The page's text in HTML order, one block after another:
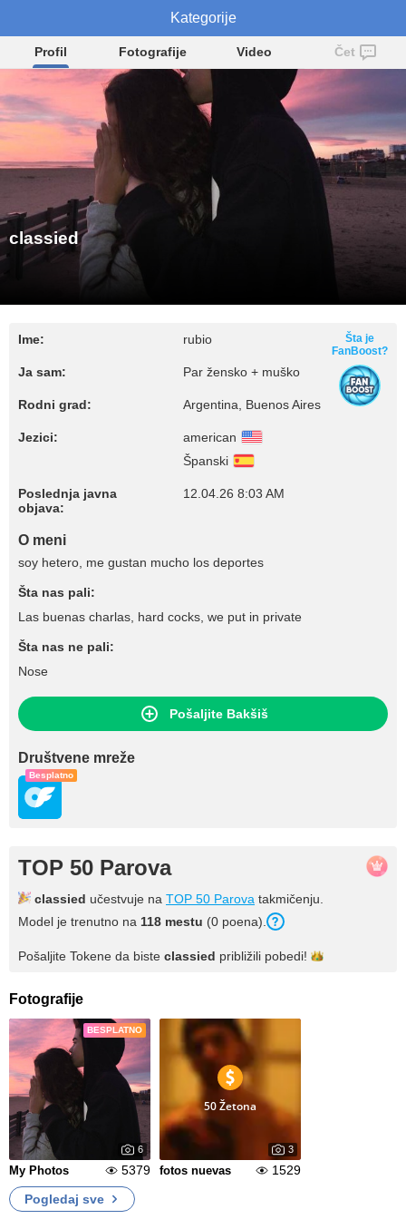
classied
Profil Fotografije Video Čet
classied
Ime: rubio
Ja sam: Par žensko + muško
Rodni grad: Argentina, Buenos Aires
Jezici:
american
Španski
Poslednja javna
objava:
12.04.26 8:03 AM
Šta je
FanBoost?
O meni
soy hetero, me gustan mucho los deportes
Šta nas pali:
Las buenas charlas, hard cocks, we put in private
Šta nas ne pali:
Nose
Pošaljite Bakšiš
Društvene mreže
Besplatno
TOP 50 Parova
classied učestvuje na TOP 50 Parova takmičenju.
Model je trenutno na 118 mestu (0 poena).
Pošaljite Tokene da biste classied približili pobedi!
Fotografije
BESPLATNO
6
My Photos 5379
50 Žetona
3
fotos nuevas
1529
Pogledaj sve
Kategorije